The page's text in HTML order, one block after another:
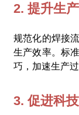
2. 提升生
规范化的焊接
生产效率。标
巧，加速生产过
3. 促进科